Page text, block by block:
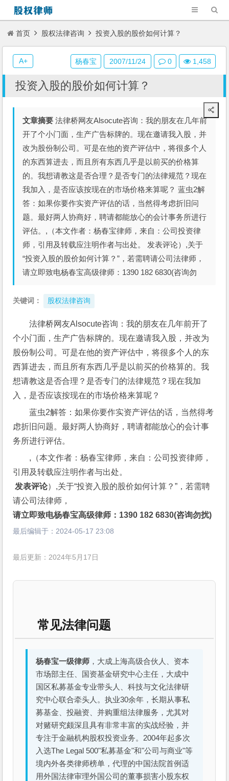
首页 股权法律咨询 投资入股的股价如何计算？
投资入股的股价如何计算？
文章摘要 法律桥网友Alsocute咨询：我的朋友在几年前
开了个小门面，生产广告标牌的。现在邀请我入股，并
改为股份制公司。可是在他的资产评估中，将很多个人
的东西算进去，而且所有东西几乎是以前买的价格算
的。我想请教这是否合理？是否专门的法律规范？现在
我加入，是否应该按现在的市场价格来算呢？ 蓝虫2解
答：如果你要作实资产评估的话，当然得考虑折旧问
题。最好两人协商好，聘请都能放心的会计事务所进行
评估。,（本文作者：杨春宝律师，来自：公司投资律
师，引用及转载应注明作者与出处。 发表评论）,关于
“投资入股的股价如何计算？”，若需聘请公司法律师，
请立即致电杨春宝高级律师：1390 182 6830(咨询勿
关键词： 股权法律咨询
法律桥网友Alsocute咨询：我的朋友在几年前开了
个小门面，生产广告标牌的。现在邀请我入股，并改为
股份制公司。可是在他的资产评估中，将很多个人的东
西算进去，而且所有东西几乎是以前买的价格算的。我
想请教这是否合理？是否专门的法律规范？现在我加
入，是否应该按现在的市场价格来算呢？
蓝虫2解答：如果你要作实资产评估的话，当然得考
虑折旧问题。最好两人协商好，聘请都能放心的会计事
务所进行评估。
,（本文作者：杨春宝律师，来自：公司投资律师，
引用及转载应注明作者与出处。
发表评论）,关于“投资入股的股价如何计算？”，若需聘
请公司法律师，
请立即致电杨春宝高级律师：1390 182 6830(咨询勿扰)
最后编辑于： 2024-05-17 23:08
最后更新：2024年5月17日
常见法律问题
杨春宝一级律师 ，大成上海高级合伙人、资本
市场部主任、国资基金研究中心主任，大成中
国区私募基金专业带头人、科技与文化法律研
究中心联合牵头人。执业30余年，长期从事私
募基金、投融资、并购重组法律服务，尤其对
对赌研究颇深且具有非常丰富的实战经验，并
专注于金融机构股权投资业务。2004年起多次
入选The Legal 500"私募基金"和"公司与商业"等
境内外各类律师榜单，代理的中国法院首例适
用外国法律审理外国公司的董事损害小股东权
杨春宝 2007/11/24 0 1,458
A+